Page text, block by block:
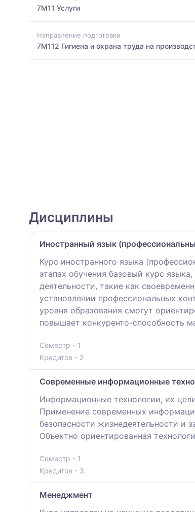
7M11 Услуги
Направление подготовки
7M112 Гигиена и охрана труда на
Дисциплины
Иностранный язык
Курс иностранного языка
этапах обучения базовый курс
деятельности, тaкие как
установлении профессиональных
уровня обрaзования смогут
повышaет конкуренто-способность
Семестр - 1
Кредитов - 2
Современные информационные
Информационные технологии, их
Применение современных
безопасности жизнедеятельности и
Объектно ориентированная
Семестр - 1
Кредитов - 3
Менеджмент